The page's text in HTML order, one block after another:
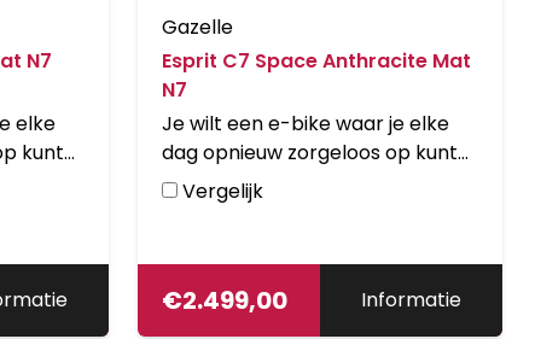
N7
elke
kunt
de
De
Gazelle
Esprit C7 Space Anthracite Mat
N7
Je wilt een e-bike waar je elke
dag opnieuw zorgeloos op kunt
wegrijden. Dus kies je voor de
Esprit C7. Het aluminium frame
kunnen tegen een stootje. De
Esprit is uitgerust met een
Vergelijk
€2.499,00 Informatie